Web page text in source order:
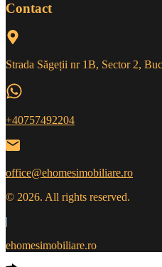
Contact
Strada Săgeții nr 1B, Sector 2,
+40757492204
office@ehomesimobiliare.ro
© 2026. All rights reserved.
|
ehomesimobiliare.ro